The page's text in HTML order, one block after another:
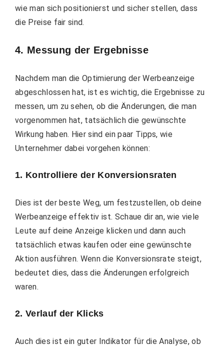
wie man sich positionierst und sicher stellen, dass
die Preise fair sind.
4. Messung der Ergebnisse
Nachdem man die Optimierung der Werbeanzeige
abgeschlossen hat, ist es wichtig, die Ergebnisse zu
messen, um zu sehen, ob die Änderungen, die man
vorgenommen hat, tatsächlich die gewünschte
Wirkung haben. Hier sind ein paar Tipps, wie
Unternehmer dabei vorgehen können:
1. Kontrolliere der Konversionsraten
Dies ist der beste Weg, um festzustellen, ob deine
Werbeanzeige effektiv ist. Schaue dir an, wie viele
Leute auf deine Anzeige klicken und dann auch
tatsächlich etwas kaufen oder eine gewünschte
Aktion ausführen. Wenn die Konversionsrate steigt,
bedeutet dies, dass die Änderungen erfolgreich
waren.
2. Verlauf der Klicks
Auch dies ist ein guter Indikator für die Analyse, ob